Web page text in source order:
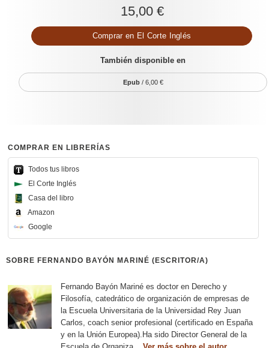
15,00 €
Comprar en El Corte Inglés
También disponible en
Epub/ 6,00 €
COMPRAR EN LIBRERÍAS
Todos tus libros
El Corte Inglés
Casa del libro
Amazon
Google
SOBRE FERNANDO BAYÓN MARINÉ (ESCRITOR/A)
Fernando Bayón Mariné es doctor en Derecho y
Filosofía, catedrático de organización de empresas de
la Escuela Universitaria de la Universidad Rey Juan
Carlos, coach senior profesional (certificado en España
y en la Unión Europea).Ha sido Director General de la